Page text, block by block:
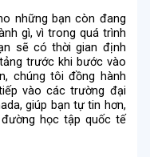
những bạn còn đang
gì, vì trong quá trình
sẽ có thời gian định
trước khi bước vào
chúng tôi đồng hành
vào các trường đại
giúp bạn tự tin hơn,
học tập quốc tế